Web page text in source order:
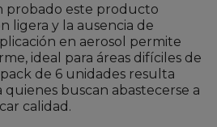
probado este producto
ligera y la ausencia de
en aerosol permite
ideal para áreas difíciles de
de 6 unidades resulta
buscan abastecerse a
calidad.